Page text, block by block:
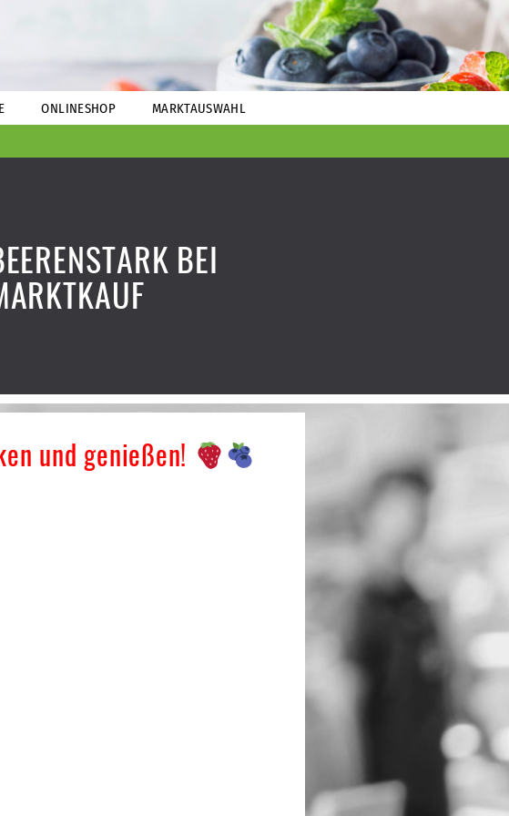
ONLINESHOP MARKTAUSWAHL
BEI
und genießen!